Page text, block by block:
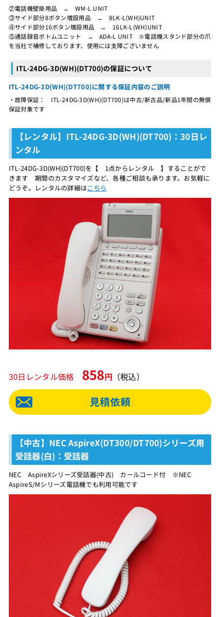
②電話機壁掛用品 → WM-L UNIT
③サイド部分8ボタン増設用品 → 8LK-L(WH)UNIT
④サイド部分16ボタン増設用品 → 16LK-L(WH)UNIT
⑤通話録音ボトムユニット → ADA-L UNIT ※電話機スタンド部分の爪
を当社で補修しております。使用には支障ございません
ITL-24DG-3D(WH)(DT700)の保証について
ITL-24DG-3D(WH)(DT700)に関する保証内容のご説明
・故障保証： ITL-24DG-3D(WH)(DT700)は中古/新古品/新品1年間の無償
保証対象です
【レンタル】ITL-24DG-3D(WH)(DT700)：30日レ
ンタル
ITL-24DG-3D(WH)(DT700)を【 1点からレンタル 】することがで
きます 期間のカスタマイズなど、各種ご相談も承ります。お気軽に
どうぞ。レンタルの詳細はこちら
30日レンタル価格 858円 （税込）
【中古】NEC AspireX(DT300/DT700)シリーズ用
受話器(白)：受話器
NEC AspireXシリーズ受話器(中古) カールコード付 ※NEC
AspireS/Mシリーズ電話機でも利用可能です